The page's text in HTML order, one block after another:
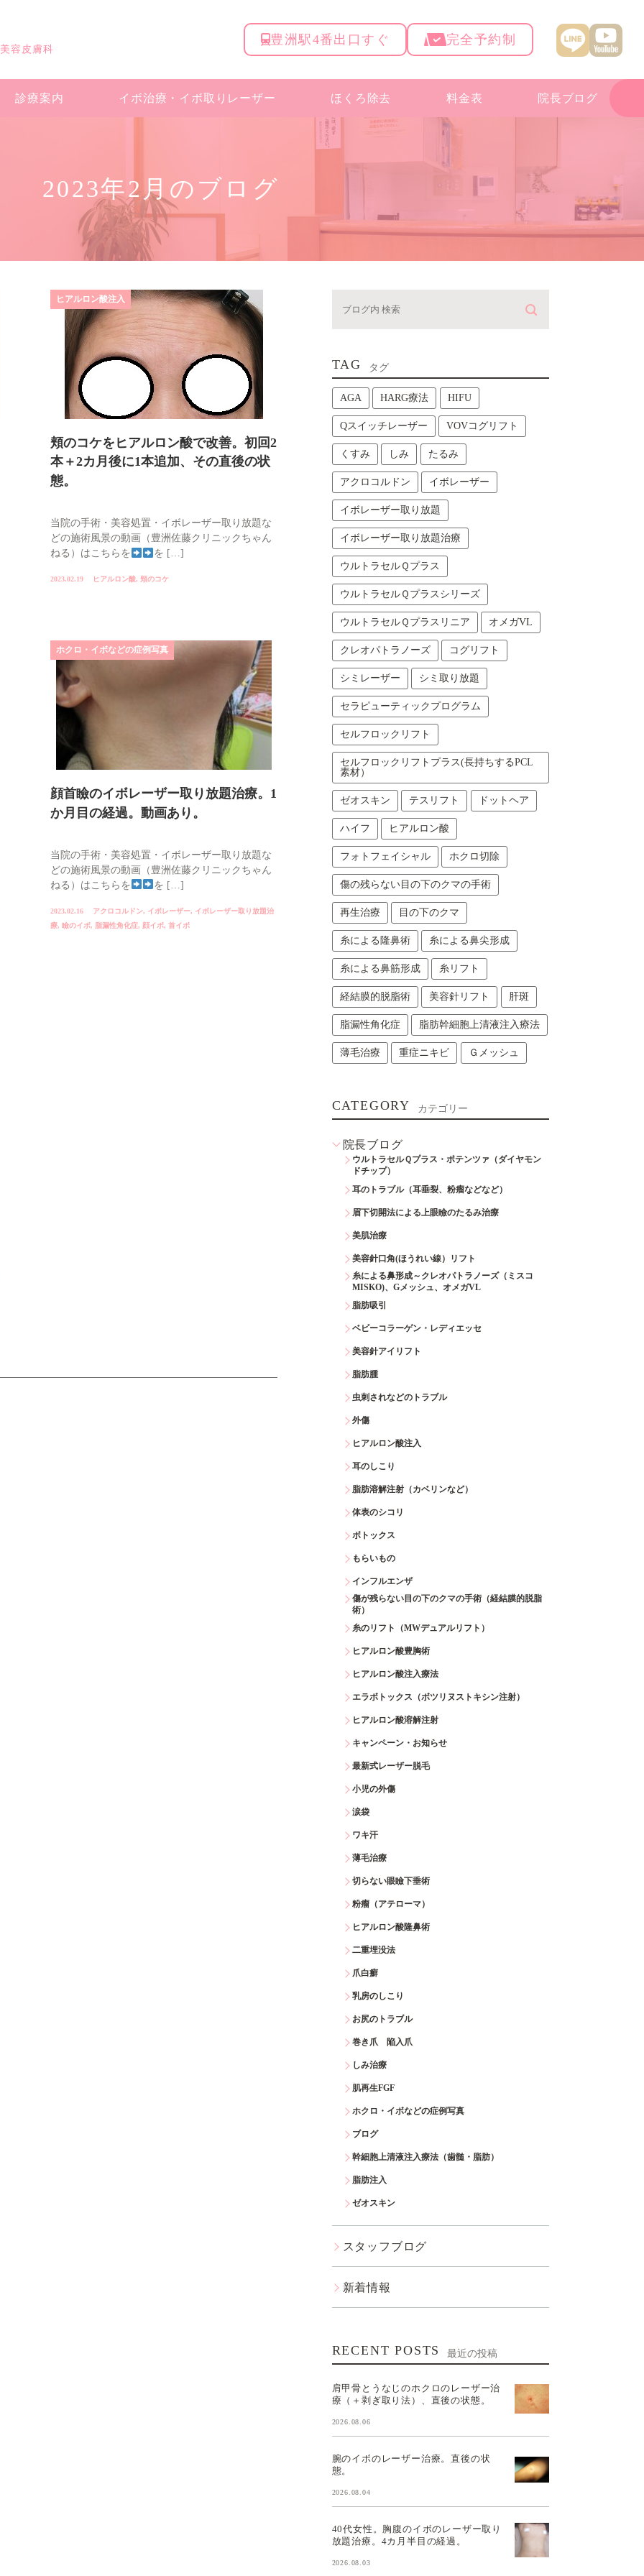
容皮膚科
豊洲駅4番出口すぐ 完全予約制
診療案内 イボ治療・ イボ取りレーザー ほくろ除去 料金表 院長ブログ
2023年2月のブログ
ヒアルロン酸注入
頬のコケをヒアルロン酸で改善。初回2
本＋2カ月後に1本追加、その直後の状
態。
当院の手術・美容処置・イボレーザー取り放題な
どの施術風景の動画（豊洲佐藤クリニックちゃん
ねる）はこちらを
を […]
2023.02.19 ヒアルロン酸, 頬のコケ
ホクロ・イボなどの症例写真
顔首瞼のイボレーザー取り放題治療。1
か月目の経過。動画あり。
当院の手術・美容処置・イボレーザー取り放題な
どの施術風景の動画（豊洲佐藤クリニックちゃん
ねる）はこちらを
を […]
2023.02.16 アクロコルドン, イボレーザー, イボレーザー取り放題治
療,瞼のイボ, 脂漏性角化症, 顔イボ,首イボ
TAG タグ
AGA HARG療法 HIFU
Qスイッチレーザー VOVコグリフト
くすみ しみ たるみ
アクロコルドン イボレーザー
イボレーザー取り放題
イボレーザー取り放題治療
ウルトラセルＱプラス
ウルトラセルＱプラスシリーズ
ウルトラセルＱプラスリニア オメガVL
クレオパトラノーズ コグリフト
シミレーザー シミ取り放題
セラピューティックプログラム
セルフロックリフト
セルフロックリフトプラス(長持ちするPCL
素材）
ゼオスキン テスリフト ドットヘア
ハイフ ヒアルロン酸
フォトフェイシャル ホクロ切除
傷の残らない目の下のクマの手術
再生治療 目の下のクマ
糸による隆鼻術 糸による鼻尖形成
糸による鼻筋形成 糸リフト
経結膜的脱脂術 美容針リフト 肝斑
脂漏性角化症 脂肪幹細胞上清液注入療法
薄毛治療 重症ニキビ Ｇメッシュ
CATEGORY カテゴリー
院長ブログ
ウルトラセルＱプラス・ポテンツァ（ダイヤモン
ドチップ）
耳のトラブル（耳垂裂、粉瘤などなど）
眉下切開法による上眼瞼のたるみ治療
美肌治療
美容針口角(ほうれい線）リフト
糸による鼻形成～クレオパトラノーズ（ミスコ
MISKO)、Gメッシュ、オメガVL
脂肪吸引
ベビーコラーゲン・レディエッセ
美容針アイリフト
脂肪腫
虫刺されなどのトラブル
外傷
ヒアルロン酸注入
耳のしこり
脂肪溶解注射（カベリンなど）
体表のシコリ
ボトックス
もらいもの
インフルエンザ
傷が残らない目の下のクマの手術（経結膜的脱脂
術）
糸のリフト（MWデュアルリフト）
ヒアルロン酸豊胸術
ヒアルロン酸注入療法
エラボトックス（ボツリヌストキシン注射）
ヒアルロン酸溶解注射
キャンペーン・お知らせ
最新式レーザー脱毛
小児の外傷
涙袋
ワキ汗
薄毛治療
切らない眼瞼下垂術
粉瘤（アテローマ）
ヒアルロン酸隆鼻術
二重埋没法
爪白癬
乳房のしこり
お尻のトラブル
巻き爪 陥入爪
しみ治療
肌再生FGF
ホクロ・イボなどの症例写真
ブログ
幹細胞上清液注入療法（歯髄・脂肪）
脂肪注入
ゼオスキン
スタッフブログ
新着情報
RECENT POSTS 最近の投稿
肩甲骨とうなじのホクロのレーザー治
療（＋剥ぎ取り法）、直後の状態。
2026.08.06
腕のイボのレーザー治療。直後の状
態。
2026.08.04
40代女性。胸腹のイボのレーザー取り
放題治療。4カ月半目の経過。
2026.08.03